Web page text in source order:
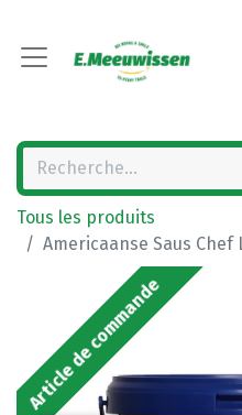
Tous les produits
Americaanse Saus Chef
Article de commande